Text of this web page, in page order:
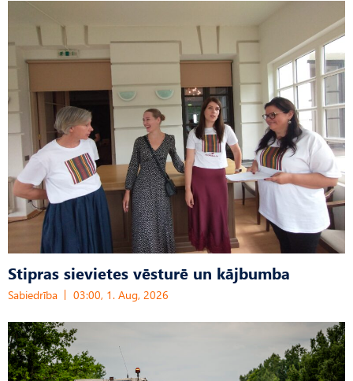
Stipras sievietes vēsturē un kājbumba
Sabiedrība 03:00, 1. Aug, 2026